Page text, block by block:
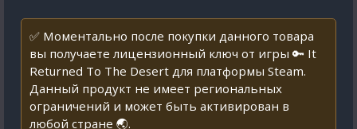
✅ Моментально после покупки данного товара
вы получаете лицензионный ключ от игры 🔑 It
Returned To The Desert для платформы Steam.
Данный продукт не имеет региональных
ограничений и может быть активирован в
любой стране 🌏.